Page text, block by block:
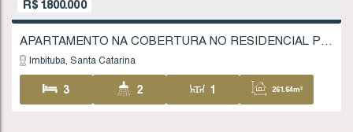
1614 (AP0429)
Valor de Venda